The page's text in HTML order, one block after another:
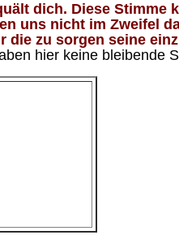
dich. Diese
uns nicht im Zweifel
zu sorgen seine
hier keine bleibende